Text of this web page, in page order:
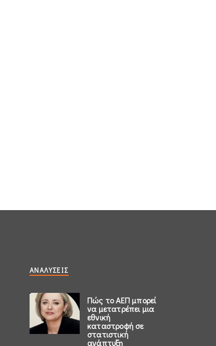
ΑΝΑΛΎΣΕΙΣ
Πώς το ΑΕΠ μπορεί
να μετατρέπει μια
εθνική
καταστροφή σε
στατιστική
ανάπτυξη